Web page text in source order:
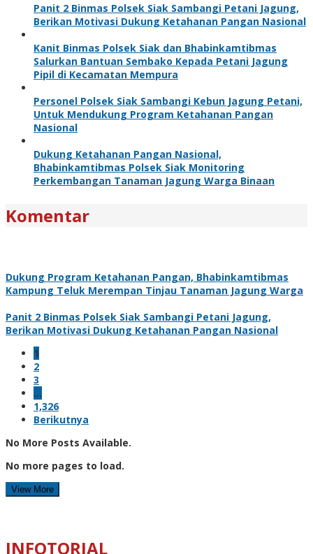
Panit 2 Binmas Polsek Siak Sambangi Petani Jagung,
Berikan Motivasi Dukung Ketahanan Pangan Nasional
Kanit Binmas Polsek Siak dan Bhabinkamtibmas
Salurkan Bantuan Sembako Kepada Petani Jagung
Pipil di Kecamatan Mempura
Personel Polsek Siak Sambangi Kebun Jagung Petani,
Untuk Mendukung Program Ketahanan Pangan
Nasional
Dukung Ketahanan Pangan Nasional,
Bhabinkamtibmas Polsek Siak Monitoring
Perkembangan Tanaman Jagung Warga Binaan
Komentar
Dukung Program Ketahanan Pangan, Bhabinkamtibmas
Kampung Teluk Merempan Tinjau Tanaman Jagung Warga
Panit 2 Binmas Polsek Siak Sambangi Petani Jagung,
Berikan Motivasi Dukung Ketahanan Pangan Nasional
1
2
3
…
1,326
Berikutnya
No More Posts Available.
No more pages to load.
View More
INFOTORIAL